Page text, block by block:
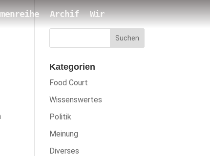
Archif Wir
Suchen
Kategorien
Food Court
Wissenswertes
Politik
Meinung
Diverses